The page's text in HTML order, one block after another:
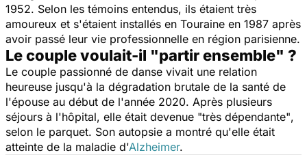
1952. Selon les témoins entendus, ils étaient très
amoureux et s'étaient installés en Touraine en 1987 après
avoir passé leur vie professionnelle en région parisienne.
Le couple voulait-il "partir ensemble" ?
Le couple passionné de danse vivait une relation
heureuse jusqu'à la dégradation brutale de la santé de
l'épouse au début de l'année 2020. Après plusieurs
séjours à l'hôpital, elle était devenue "très dépendante",
selon le parquet. Son autopsie a montré qu'elle était
atteinte de la maladie d'Alzheimer.